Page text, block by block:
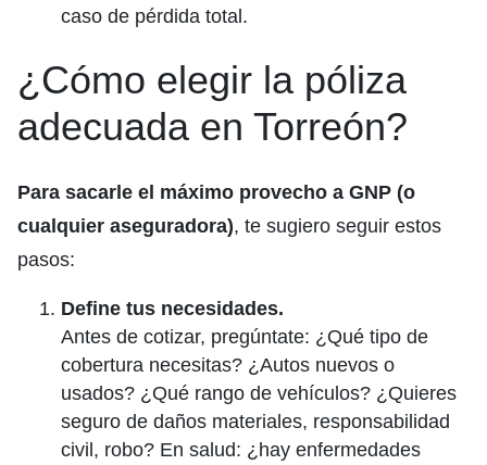
caso de pérdida total.
¿Cómo elegir la póliza
adecuada en Torreón?
Para sacarle el máximo provecho a GNP (o
cualquier aseguradora), te sugiero seguir estos
pasos:
Define tus necesidades.
Antes de cotizar, pregúntate: ¿Qué tipo de
cobertura necesitas? ¿Autos nuevos o
usados? ¿Qué rango de vehículos? ¿Quieres
seguro de daños materiales, responsabilidad
civil, robo? En salud: ¿hay enfermedades